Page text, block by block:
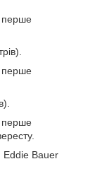
перше
перше
перше
Eddie Bauer